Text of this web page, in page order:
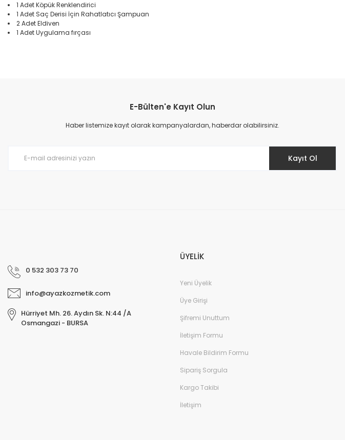
1 Adet Köpük Renklendirici
1 Adet Saç Derisi İçin Rahatlatıcı Şampuan
2 Adet Eldiven
1 Adet Uygulama fırçası
Ürün resmi kalitesiz, bozuk veya görüntülenemiyor.
Ürün açıklamasında eksik bilgiler bulunuyor.
E-Bülten'e Kayıt Olun
Haber listemize kayıt olarak kampanyalardan, haberdar olabilirsiniz.
Kayıt Ol
0 532 303 73 70
info@ayazkozmetik.com
Hürriyet Mh. 26. Aydın Sk. N:44 /A
Osmangazi - BURSA
ÜYELİK
Yeni Üyelik
Üye Girişi
Şifremi Unuttum
İletişim Formu
Havale Bildirim Formu
Sipariş Sorgula
Kargo Takibi
İletişim